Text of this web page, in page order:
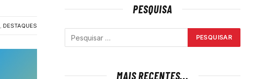
, DESTAQUES
PESQUISA
MAIS RECENTES...